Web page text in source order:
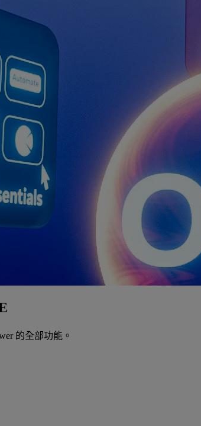
的全部功能。